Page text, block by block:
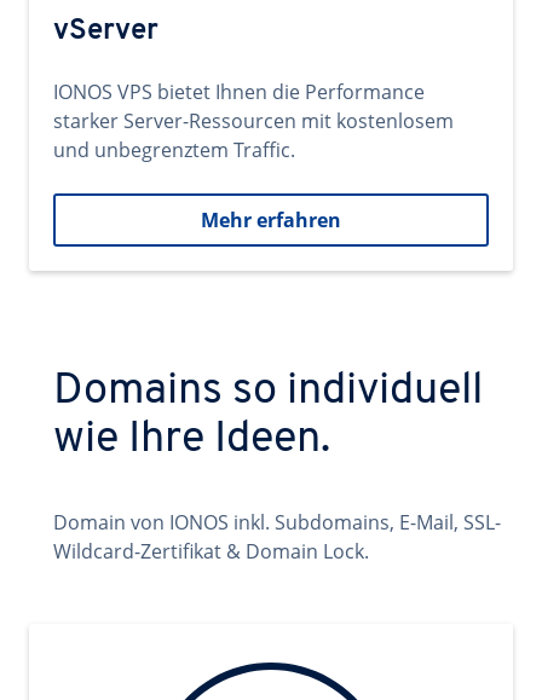
vServer
IONOS VPS bietet Ihnen die Performance
starker Server-Ressourcen mit kostenlosem
und unbegrenztem Traffic.
Mehr erfahren
Domains so individuell
wie Ihre Ideen.
Domain von IONOS inkl. Subdomains, E-Mail, SSL-
Wildcard-Zertifikat & Domain Lock.